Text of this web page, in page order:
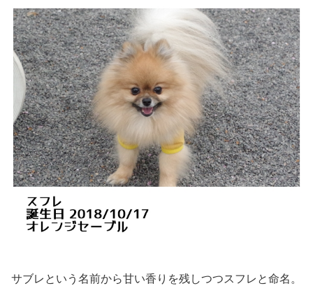
サブレという名前から甘い香りを残しつつスフレと命名。